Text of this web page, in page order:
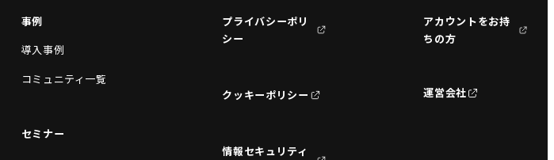
事例
導入事例
コミュニティ一覧
セミナー
プライバシーポリ
シー
クッキーポリシー
情報セキュリティ
アカウントをお持
ちの方
運営会社